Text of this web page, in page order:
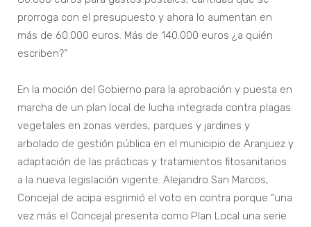
prorroga con el presupuesto y ahora lo aumentan en
más de 60.000 euros. Más de 140.000 euros ¿a quién
escriben?”
En la moción del Gobierno para la aprobación y puesta en
marcha de un plan local de lucha integrada contra plagas
vegetales en zonas verdes, parques y jardines y
arbolado de gestión pública en el municipio de Aranjuez y
adaptación de las prácticas y tratamientos fitosanitarios
a la nueva legislación vigente. Alejandro San Marcos,
Concejal de acipa esgrimió el voto en contra porque “una
vez más el Concejal presenta como Plan Local una serie